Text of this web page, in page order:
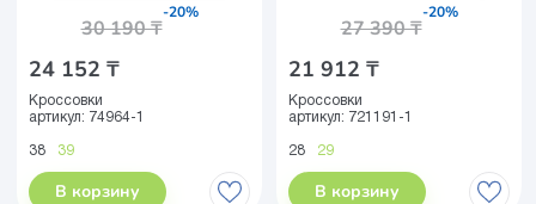
24 152 ₸
30 190 ₸
-20%
Кроссовки
артикул: 74964-1
38 39
В корзину
21 912 ₸
27 390 ₸
-20%
Кроссовки
артикул: 721191-1
28 29
В корзину